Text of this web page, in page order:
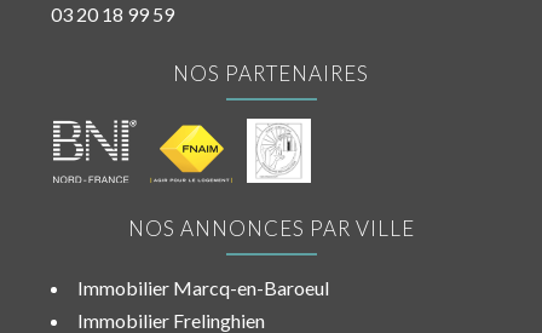
03 20 18 99 59
NOS PARTENAIRES
NOS ANNONCES PAR VILLE
Immobilier Marcq-en-Baroeul
Immobilier Frelinghien